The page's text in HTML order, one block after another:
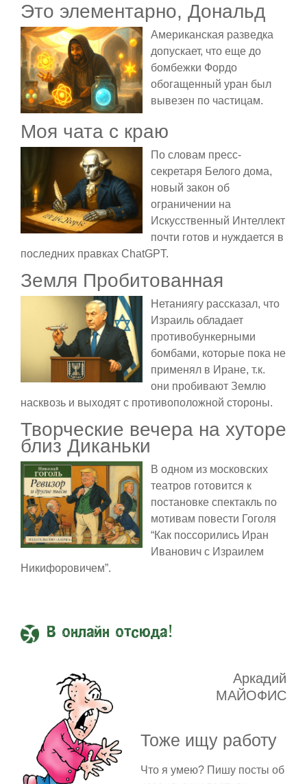
Это элементарно, Дональд
Американская разведка
допускает, что еще до
бомбежки Фордо
обогащенный уран был
вывезен по частицам.
Моя чата с краю
По словам пресс-
секретаря Белого дома,
новый закон об
ограничении на
Искусственный Интеллект
почти готов и нуждается в
последних правках ChatGPT.
Земля Пробитованная
Нетаниягу рассказал, что
Израиль обладает
противобункерными
бомбами, которые пока не
применял в Иране, т.к.
они пробивают Землю
насквозь и выходят с противоположной стороны.
Творческие вечера на хуторе
близ Диканьки
В одном из московских
театров готовится к
постановке спектакль по
мотивам повести Гоголя
“Как поссорились Иран
Иванович с Израилем
Никифоровичем”.
В онлайн отсюда!
Аркадий
МАЙОФИС
Тоже ищу работу
Что я умею? Пишу посты об